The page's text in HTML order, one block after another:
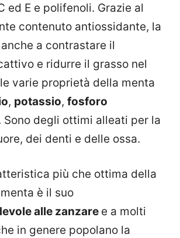
ed E e polifenoli. Grazie al
contenuto antiossidante, la
a contrastare il
e ridurre il grasso nel
varie proprietà della menta
, potassio, fosforo
Sono degli ottimi alleati per la
dei denti e delle ossa.
più che ottima della
è il suo
alle zanzare e a molti
in genere popolano la